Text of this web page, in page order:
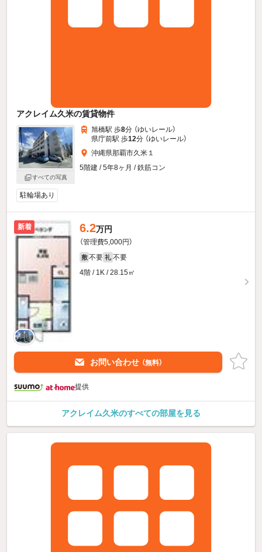
アクレイム久米の賃貸物件
すべての写真
旭橋駅 歩8分 （ゆいレール）
県庁前駅 歩12分 （ゆいレール）
沖縄県那覇市久米１
5階建 / 5年8ヶ月 / 鉄筋コン
駐輪場あり
新着 6.2万円
（管理費5,000円）
敷 不要 礼 不要
4階 / 1K / 28.15㎡
お問い合わせ （無料）
提供
アクレイム久米のすべての部屋を見る